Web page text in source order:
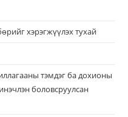
хэрэгжүүлэх тухай
тэмдэг ба дохионы
боловсруулсан